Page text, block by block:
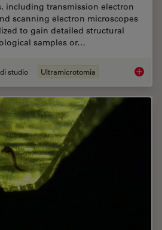
including transmission electron
scanning electron microscopes
to gain detailed structural
samples or…
studio Ultramicrotomia How